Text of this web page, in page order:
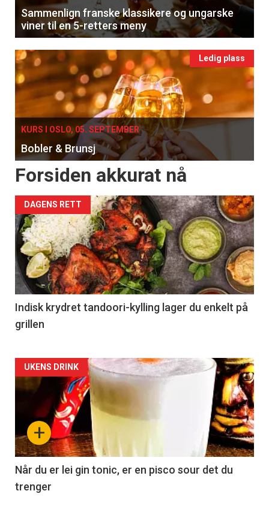
Sammenlign franske klassikere og ungarske
viner til en 5-retters meny
Ledig plass
KURS I OSLO, 05. SEPTEMBER
Bobler & Brunsj
Forsiden akkurat nå
DAGENS RETT
Indisk krydret tandoori-kylling lager du enkelt på
grillen
Forsiden
akkurat
nå
-
2
+
UKENS DRINK
Når du er lei gin tonic, er en pisco sour det du
trenger